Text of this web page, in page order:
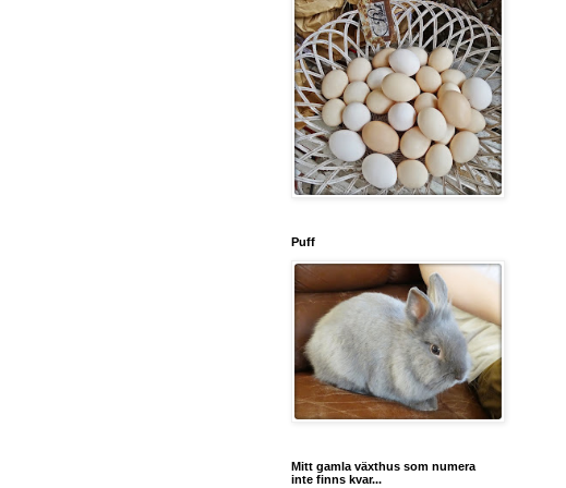
Puff
Mitt gamla växthus som numera
inte finns kvar...